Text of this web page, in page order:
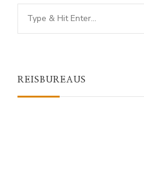
Looking
for
REISBUREAUS